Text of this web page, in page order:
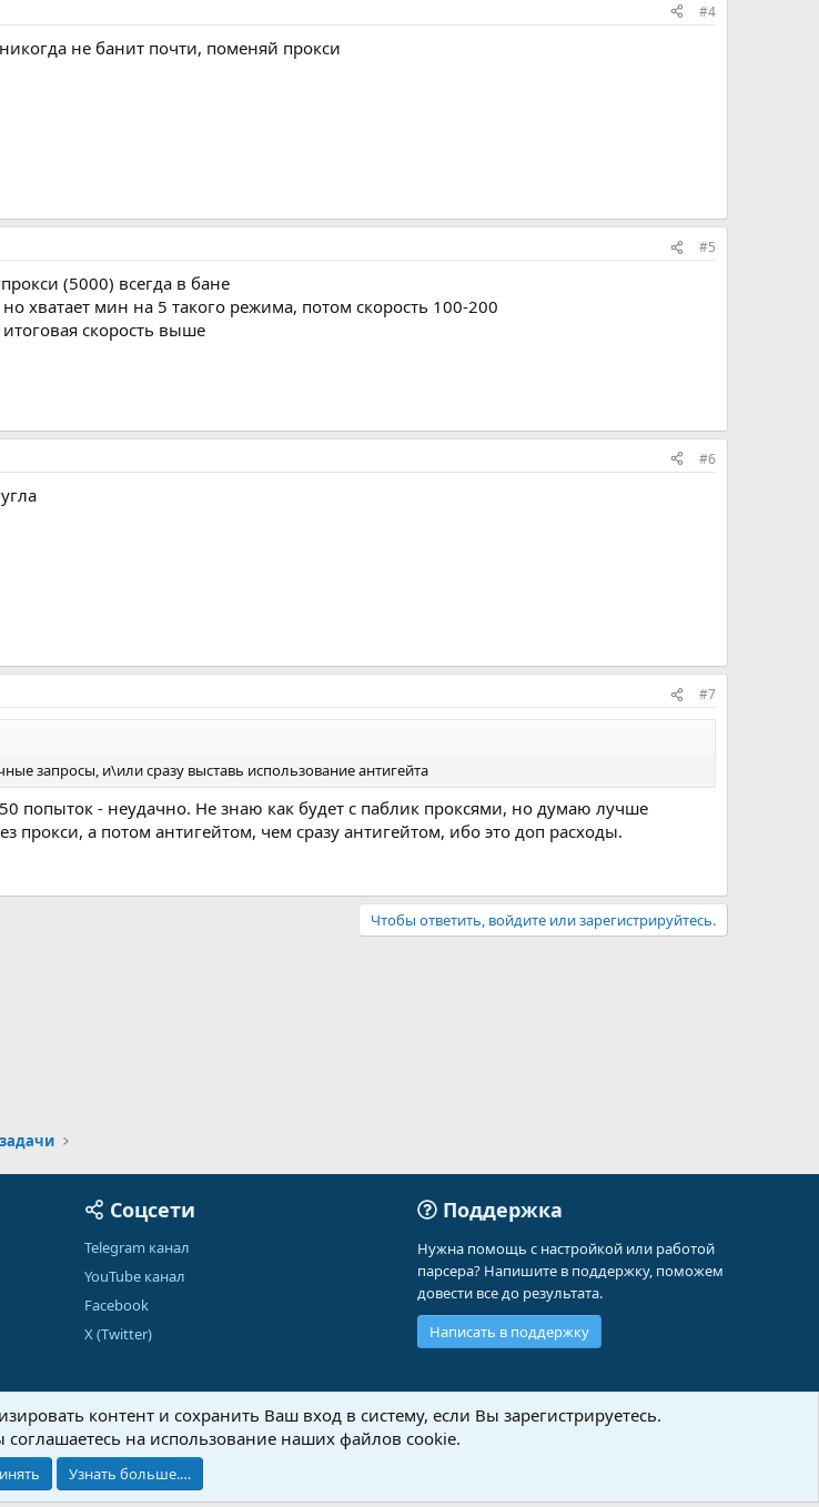
#4
не банит почти, поменяй прокси
#5
(5000) всегда в бане
хватает мин на 5 такого режима, потом скорость 100-200
скорость выше
#6
#7
запросы, и\или сразу выставь использование антигейта
попыток - неудачно. Не знаю как будет с паблик проксями, но думаю лучше
прокси, а потом антигейтом, чем сразу антигейтом, ибо это доп расходы.
Чтобы ответить, войдите или зарегистрируйтесь.
Соцсети
Telegram канал
YouTube канал
Facebook
X (Twitter)
Поддержка
Нужна помощь с настройкой или работой
парсера? Напишите в поддержку, поможем
довести все до результата.
Написать в поддержку
Обратная связь Условия и правила Политика конфиденциальности
by XenForo® © 2010-2026 XenForo Ltd.
контент и сохранить Ваш вход в систему, если Вы зарегистрируетесь.
соглашаетесь на использование наших файлов cookie.
Узнать больше.…